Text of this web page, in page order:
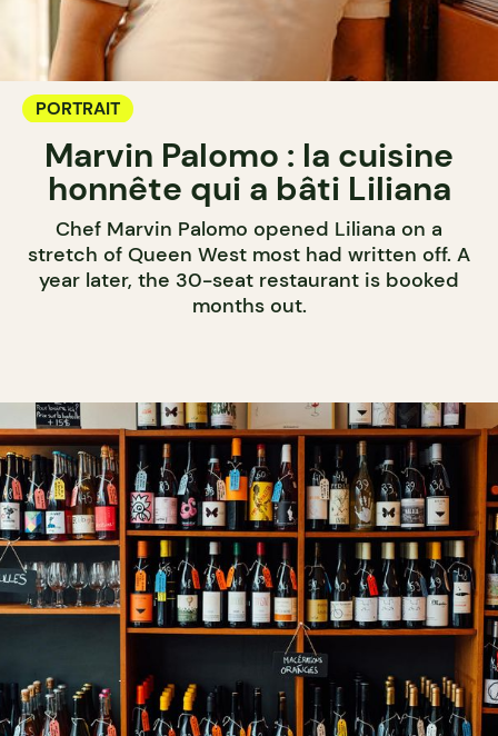
PORTRAIT
Marvin Palomo : la cuisine
honnête qui a bâti Liliana
Chef Marvin Palomo opened Liliana on a
stretch of Queen West most had written off. A
year later, the 30-seat restaurant is booked
months out.